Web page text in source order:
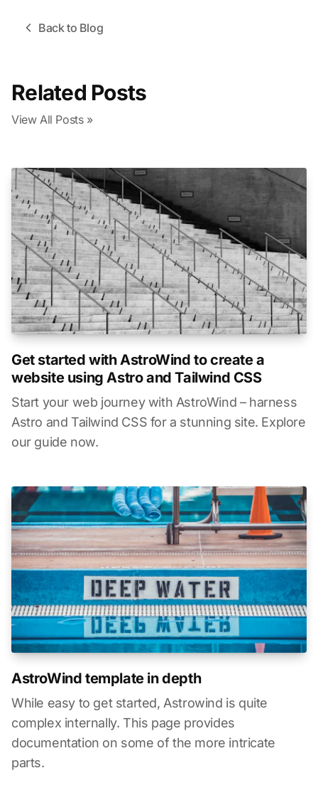
Back to Blog
Related Posts
View All Posts »
Get started with AstroWind to create a
website using Astro and Tailwind CSS
Start your web journey with AstroWind – harness
Astro and Tailwind CSS for a stunning site. Explore
our guide now.
AstroWind template in depth
While easy to get started, Astrowind is quite
complex internally. This page provides
documentation on some of the more intricate
parts.